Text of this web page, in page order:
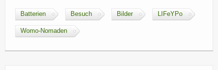
Batterien Besuch Bilder LIFeYPo
Womo-Nomaden